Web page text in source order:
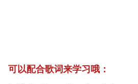
可以配合歌词来学习哦：